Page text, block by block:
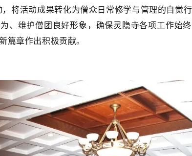
，将活动成果转化为僧众日常修学与管理的自觉
、维护僧团良好形象，确保灵隐寺各项工作始
篇章作出积极贡献。